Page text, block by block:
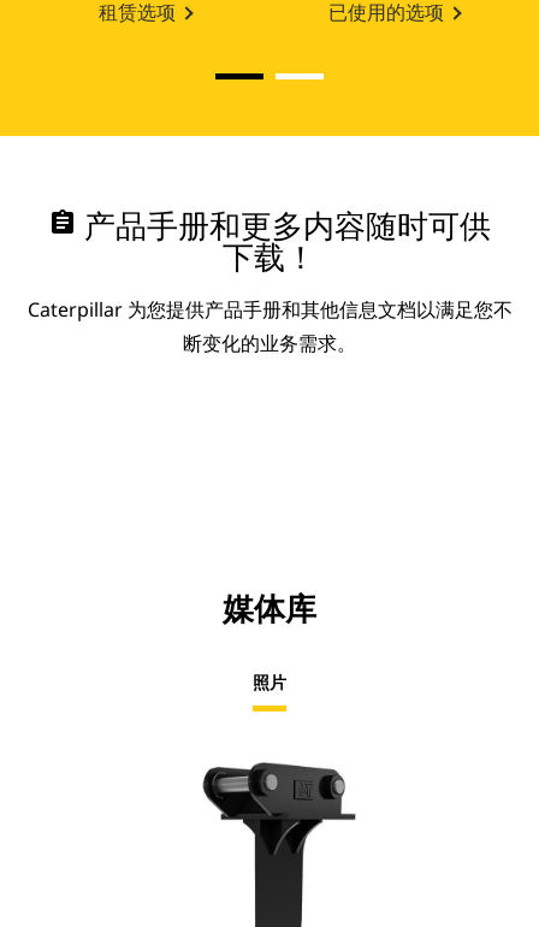
租赁选项 已使用的选项
assignment 产品手册和更多内容随时可供
下载！
Caterpillar 为您提供产品手册和其他信息文档以满足您不
断变化的业务需求。
媒体库
照片